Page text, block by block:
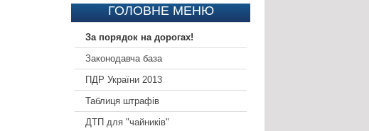
ГОЛОВНЕ МЕНЮ
За порядок на дорогах!
Законодавча база
ПДР України 2013
Таблиця штрафів
ДТП для "чайників"